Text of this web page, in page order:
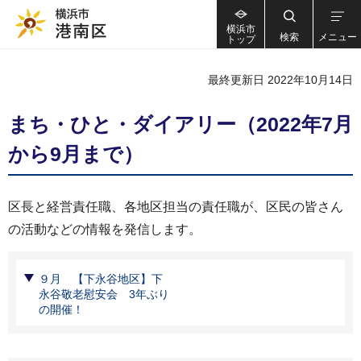
横浜市
トップ
検索 メニュー
最終更新日 2022年10月14日
まち・ひと・ダイアリー（2022年7月
から9月まで）
区長と経営責任職、各地区担当の責任職が、区民の皆さん
の活動などの情報を発信します。
９月 【下永谷地区】下
永谷敬老慰安会 3年ぶり
の開催！